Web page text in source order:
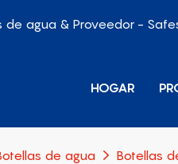
agua & Proveedor -
HOGAR
de agua
Botellas